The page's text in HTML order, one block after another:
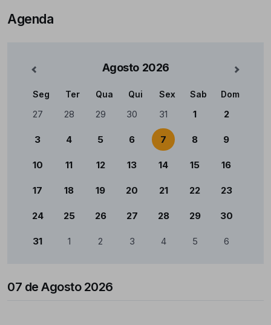
Agenda
Agosto 2026 Mês
Calendário
Seg Ter Qua Qui Sex Sab Dom
27 28 29 30 31 1 2
3 4 5 6 7 8 9
10 11 12 13 14 15 16
17 18 19 20 21 22 23
24 25 26 27 28 29 30
31 1 2 3 4 5 6
07 de Agosto 2026